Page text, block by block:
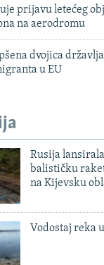
prijavu letećeg
na aerodromu
dvojica
u EU
Rusija
balističku
na Kijevsku
Vodostaj reka